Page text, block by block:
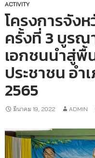
เนื้อหา
ACTIVITY
โครงการจัง
ครั้งที่ 3 บูรณ
เอกชนนำสู่พื้
ประชาชน อำ
2565
มีนาคม 19, 2022 ADMIN